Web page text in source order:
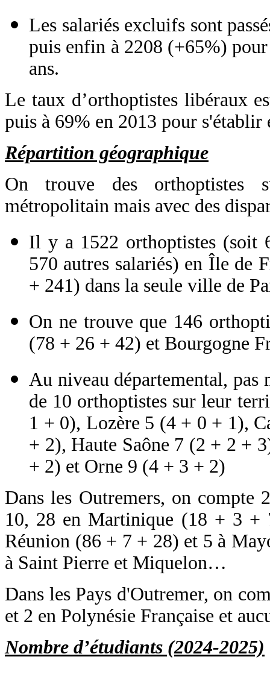
Les salariés excluifs sont
puis enfin à 2208 (+65%)
ans.
Le taux d’orthoptistes libéraux
puis à 69% en 2013 pour s'établir
Répartition géographique
On trouve des orthoptistes
métropolitain mais avec des
Il y a 1522 orthoptistes (soit
570 autres salariés) en Île de
+ 241) dans la seule ville de
On ne trouve que 146
(78 + 26 + 42) et Bourgogne
Au niveau départemental, pas
de 10 orthoptistes sur leur
1 + 0), Lozère 5 (4 + 0 + 1),
+ 2), Haute Saône 7 (2 + 2 +
+ 2) et Orne 9 (4 + 3 + 2)
Dans les Outremers, on compte
10, 28 en Martinique (18 + 3
Réunion (86 + 7 + 28) et 5 à
à Saint Pierre et Miquelon…
Dans les Pays d'Outremer, on
et 2 en Polynésie Française et
Nombre d’étudiants (2024-2025)